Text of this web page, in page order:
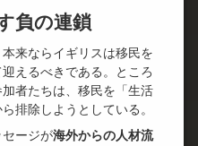
負の連鎖
来ならイギリスは移民を
えるべきである。ところ
者たちは、移民を「生活
排除しようとしている。
ージが海外からの人材流